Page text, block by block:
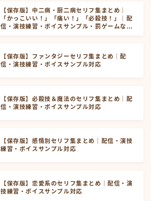
【保存版】中二病・厨二病セリフ集まとめ｜
「かっこいい！」「痛い！」「必殺技！」｜配
信・演技練習・ボイスサンプル・罰ゲームなど
【保存版】ファンタジーセリフ集まとめ｜配
信・演技練習・ボイスサンプル対応
【保存版】必殺技＆魔法のセリフ集まとめ｜配
信・演技練習・ボイスサンプル対応
【保存版】感情別セリフ集まとめ｜配信・演技
練習・ボイスサンプル対応
【保存版】恋愛系のセリフ集まとめ｜配信・演
技練習・ボイスサンプル対応